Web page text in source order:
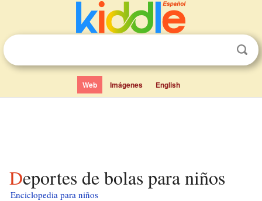
Web Imágenes English
Deportes de bolas para niños
Enciclopedia para niños